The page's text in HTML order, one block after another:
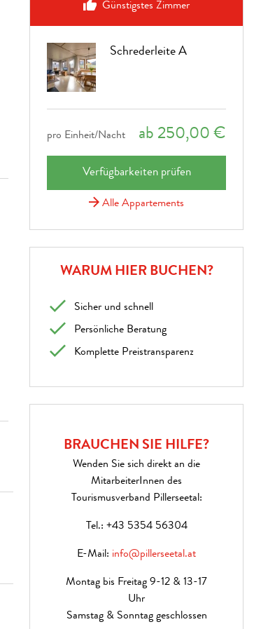
Günstigstes Zimmer
Schrederleite A
pro Einheit/Nacht ab 250,00 €
Verfügbarkeiten prüfen
Alle Appartements
WARUM HIER BUCHEN?
Sicher und schnell
Persönliche Beratung
Komplette Preistransparenz
BRAUCHEN SIE HILFE?
Wenden Sie sich direkt an die
MitarbeiterInnen des
Tourismusverband Pillerseetal:
Tel.: +43 5354 56304
E-Mail: info@pillerseetal.at
Montag bis Freitag 9-12 & 13-17
Uhr
Samstag & Sonntag geschlossen